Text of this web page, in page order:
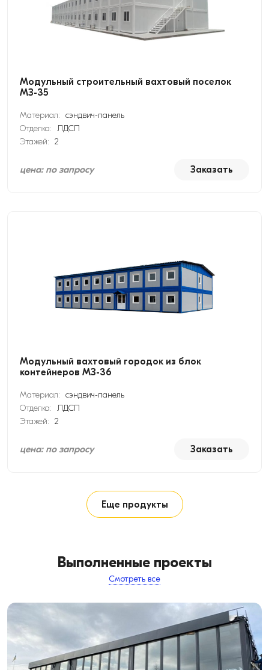
Модульный строительный вахтовый поселок
МЗ-35
Материал: сэндвич-панель
Отделка: ЛДСП
Этажей: 2
цена: по запросу Заказать
Модульный вахтовый городок из блок
контейнеров МЗ-36
Материал: сэндвич-панель
Отделка: ЛДСП
Этажей: 2
цена: по запросу Заказать
Еще продукты
Выполненные проекты
Смотреть все